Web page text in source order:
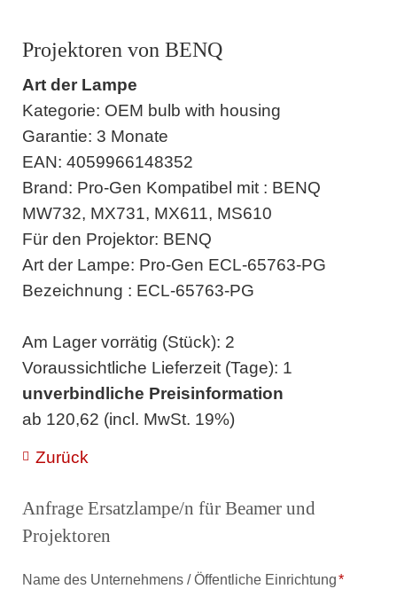
Projektoren von BENQ
Art der Lampe
Kategorie: OEM bulb with housing
Garantie: 3 Monate
EAN: 4059966148352
Brand: Pro-Gen Kompatibel mit : BENQ
MW732, MX731, MX611, MS610
Für den Projektor: BENQ
Art der Lampe: Pro-Gen ECL-65763-PG
Bezeichnung : ECL-65763-PG
Am Lager vorrätig (Stück): 2
Voraussichtliche Lieferzeit (Tage): 1
unverbindliche Preisinformation
ab 120,62 (incl. MwSt. 19%)
Zurück
Anfrage Ersatzlampe/n für Beamer und
Projektoren
Pflichtfeld
Name des Unternehmens / Öffentliche Einrichtung*